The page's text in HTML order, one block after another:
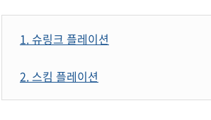
1. 슈링크 플레이션
2. 스킴 플레이션